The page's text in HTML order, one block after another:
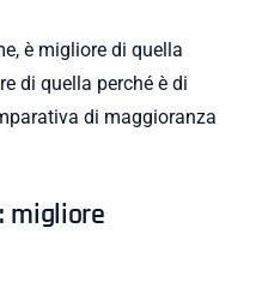
è migliore di quella
di quella perché è di
di maggioranza
migliore